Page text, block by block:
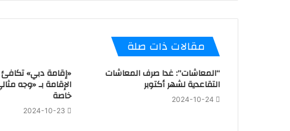
مقالات ذات صلة
“المعاشات”: غدا صرف المعاشات
التقاعدية لشهر أكتوبر
2024-10-24
«إقامة دبي»
الإقامة بـ «وجه
خاصة
2024-10-23